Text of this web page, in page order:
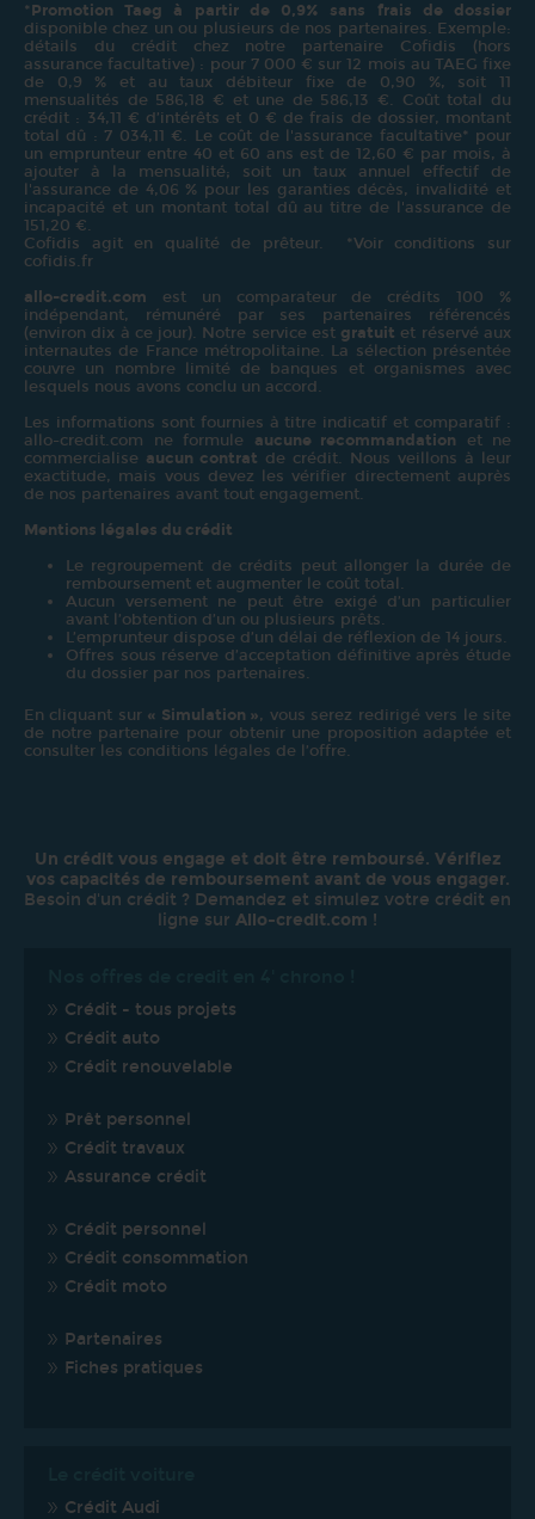
* Promotion Taeg à partir de 0,9% sans frais de dossier
disponible chez un ou plusieurs de nos partenaires. Exemple:
détails du crédit chez notre partenaire Cofidis (hors
assurance facultative) : pour 7 000 € sur 12 mois au TAEG fixe
de 0,9 % et au taux débiteur fixe de 0,90 %, soit 11
mensualités de 586,18 € et une de 586,13 €. Coût total du
crédit : 34,11 € d’intérêts et 0 € de frais de dossier, montant
total dû : 7 034,11 €. Le coût de l'assurance facultative* pour
un emprunteur entre 40 et 60 ans est de 12,60 € par mois, à
ajouter à la mensualité; soit un taux annuel effectif de
l'assurance de 4,06 % pour les garanties décès, invalidité et
incapacité et un montant total dû au titre de l'assurance de
151,20 €.
Cofidis agit en qualité de prêteur. *Voir conditions sur
cofidis.fr
allo-credit.com est un comparateur de crédits 100 %
indépendant, rémunéré par ses partenaires référencés
(environ dix à ce jour). Notre service est gratuit et réservé aux
internautes de France métropolitaine. La sélection présentée
couvre un nombre limité de banques et organismes avec
lesquels nous avons conclu un accord.
Les informations sont fournies à titre indicatif et comparatif :
allo-credit.com ne formule aucune recommandation et ne
commercialise aucun contrat de crédit. Nous veillons à leur
exactitude, mais vous devez les vérifier directement auprès
de nos partenaires avant tout engagement.
Mentions légales du crédit
Le regroupement de crédits peut allonger la durée de
remboursement et augmenter le coût total.
Aucun versement ne peut être exigé d’un particulier
avant l’obtention d’un ou plusieurs prêts.
L’emprunteur dispose d’un délai de réflexion de 14 jours.
Offres sous réserve d’acceptation définitive après étude
du dossier par nos partenaires.
En cliquant sur « Simulation », vous serez redirigé vers le site
de notre partenaire pour obtenir une proposition adaptée et
consulter les conditions légales de l’offre.
Un crédit vous engage et doit être remboursé. Vérifiez
vos capacités de remboursement avant de vous engager.
Besoin d'un crédit ? Demandez et simulez votre crédit en
ligne sur Allo-credit.com !
Crédit - tous projets
Crédit auto
Crédit renouvelable
Prêt personnel
Crédit travaux
Assurance crédit
Crédit personnel
Crédit consommation
Crédit moto
Partenaires
Fiches pratiques
Crédit Audi